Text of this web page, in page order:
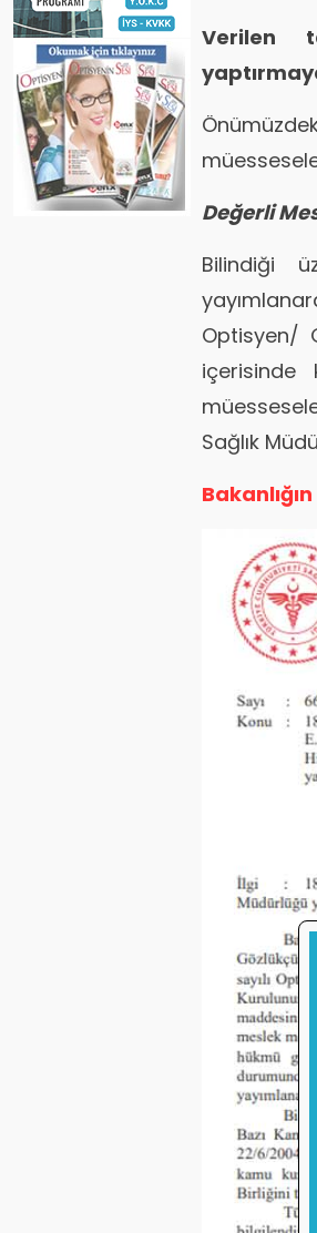
Verilen
Değerli
Bilindiği
Optisyen/
içerisinde
Sağlık